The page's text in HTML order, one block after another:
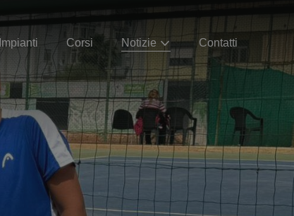
Impianti Corsi Notizie Contatti